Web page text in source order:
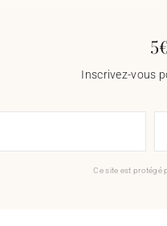
Inscrivez-vous
Ce site est protégé